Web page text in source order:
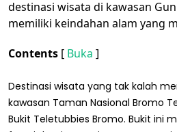
destinasi wisata di kawasan
memiliki keindahan alam yang
Contents [ Buka ]
Destinasi wisata yang tak kalah
kawasan Taman Nasional Bromo
Bukit Teletubbies Bromo. Bukit ini